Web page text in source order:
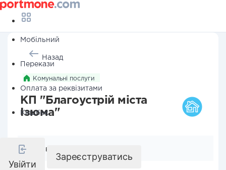
Мобільний
Перекази
Оплата за реквізитами
Кешбек
Увійти
Зареєструватись
Назад
Комунальні послуги
КП "Благоустрій міста
Ізюма"
Реквізити компанії